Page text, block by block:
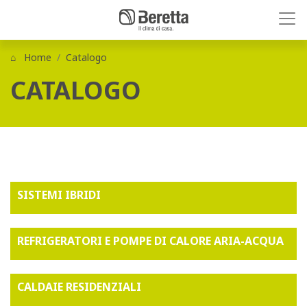
Home Catalogo
CATALOGO
SISTEMI IBRIDI
REFRIGERATORI E POMPE DI CALORE ARIA-ACQUA
CALDAIE RESIDENZIALI